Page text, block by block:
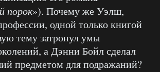
порок»). Почему же Уэлш,
одной только книгой
тему затронул умы
а Дэнни Бойл сделал
предметом для подражаний?